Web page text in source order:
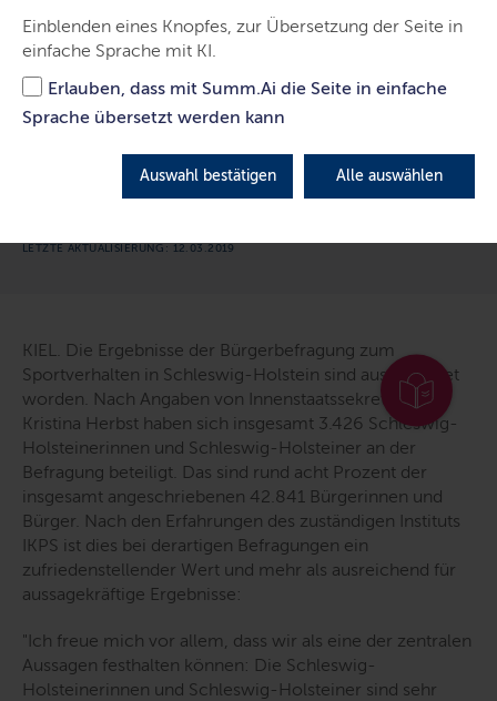
Einblenden eines Knopfes, zur Übersetzung der Seite in
einfache Sprache mit KI.
Erlauben, dass mit Summ.Ai die Seite in einfache
Sprache übersetzt werden kann
Auswahl bestätigen Alle auswählen
Ergebnisse der Bürgerbefragung
zum Sportverhalten in Schleswig-
Holstein
Staatssekretärin Herbst: Wichtige Grundlage
für den Zukunftsplan Sportland
LETZTE AKTUALISIERUNG: 12.03.2019
KIEL. Die Ergebnisse der Bürgerbefragung zum
Sportverhalten in Schleswig-Holstein sind ausgewertet
worden. Nach Angaben von Innenstaatssekretärin
Kristina Herbst haben sich insgesamt 3.426 Schleswig-
Holsteinerinnen und Schleswig-Holsteiner an der
Befragung beteiligt. Das sind rund acht Prozent der
insgesamt angeschriebenen 42.841 Bürgerinnen und
Bürger. Nach den Erfahrungen des zuständigen Instituts
IKPS ist dies bei derartigen Befragungen ein
zufriedenstellender Wert und mehr als ausreichend für
aussagekräftige Ergebnisse:
"Ich freue mich vor allem, dass wir als eine der zentralen
Aussagen festhalten können: Die Schleswig-
Holsteinerinnen und Schleswig-Holsteiner sind sehr